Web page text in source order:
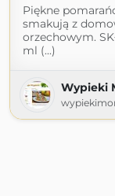
Piękne
smakują z
orzechowym.
ml (...)
Wypieki